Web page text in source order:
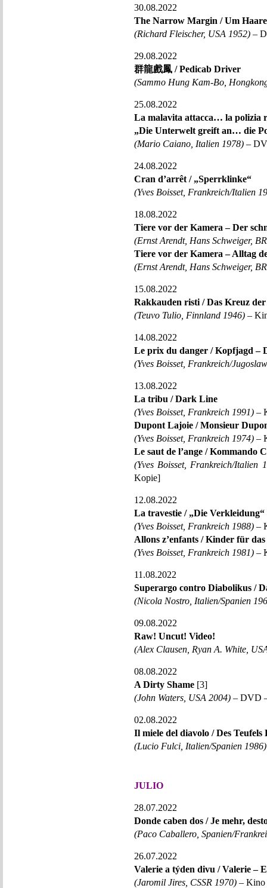
30.08.2022
The Narrow Margin / Um
(Richard Fleischer, USA 1952) –
29.08.2022
群龍戲鳳 / Pedicab Driver
(Sammo Hung Kam-Bo,
25.08.2022
La malavita attacca… la polizia
„Die Unterwelt greift an… die
(Mario Caiano, Italien 1978) –
24.08.2022
Cran d’arrêt / „Sperrklinke“
(Yves Boisset, Frankreich/Italien
18.08.2022
Tiere vor der Kamera – Der
(Ernst Arendt, Hans Schweiger,
Tiere vor der Kamera – Alltag
(Ernst Arendt, Hans Schweiger,
15.08.2022
Rakkauden risti / Das Kreuz
(Teuvo Tulio, Finnland 1946) –
14.08.2022
Le prix du danger / Kopfjagd –
(Yves Boisset, Frankreich/
13.08.2022
La tribu / Dark Line
(Yves Boisset, Frankreich 1991) –
Dupont Lajoie / Monsieur
(Yves Boisset, Frankreich 1974) –
Le saut de l’ange / Kommando
(Yves Boisset, Frankreich/Italien
Kopie]
12.08.2022
La travestie / „Die Verkleidung“
(Yves Boisset, Frankreich 1988) –
Allons z’enfants / Kinder für
(Yves Boisset, Frankreich 1981) –
11.08.2022
Superargo contro Diabolikus /
(Nicola Nostro, Italien/Spanien
09.08.2022
Raw! Uncut! Video!
(Alex Clausen, Ryan A. White,
08.08.2022
A Dirty Shame [3]
(John Waters, USA 2004) – DVD
02.08.2022
Il miele del diavolo / Des Teufels
(Lucio Fulci, Italien/Spanien 1986)
JULIO
28.07.2022
Donde caben dos / Je mehr,
(Paco Caballero, Spanien/
26.07.2022
Valerie a týden divu / Valerie –
(Jaromil Jires, CSSR 1970) – Kino